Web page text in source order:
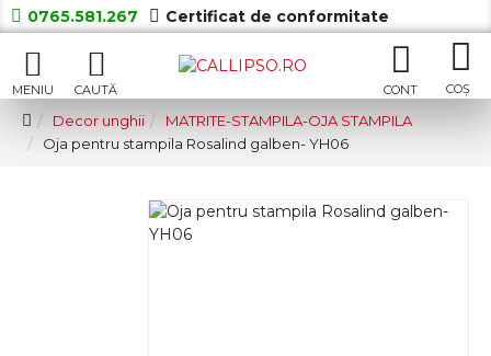
0765.581.267 Certificat de conformitate
Decor unghii
MATRITE-STAMPILA-OJA STAMPILA
Oja pentru stampila Rosalind galben- YH06